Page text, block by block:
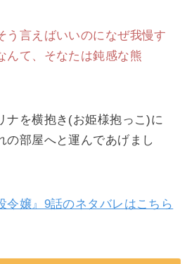
う言えばいいのになぜ我慢す
んて、そなたは鈍感な熊
ナを横抱き(お姫様抱っこ)に
の部屋へと運んであげまし
嬢』9話のネタバレはこちら